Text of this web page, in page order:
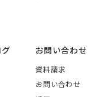
グ お問い合わせ
資料請求
お問い合わせ